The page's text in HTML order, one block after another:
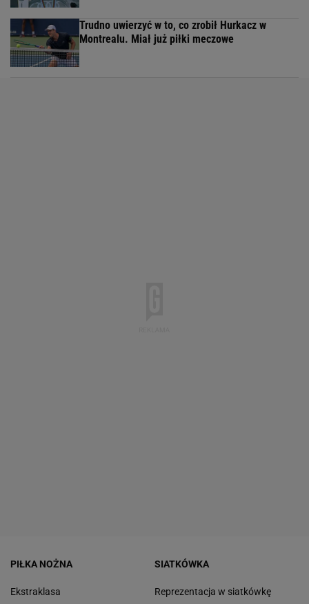
Trudno uwierzyć w to, co zrobił Hurkacz w
Montrealu. Miał już piłki meczowe
PIŁKA NOŻNA
Ekstraklasa
SIATKÓWKA
Reprezentacja w siatkówkę